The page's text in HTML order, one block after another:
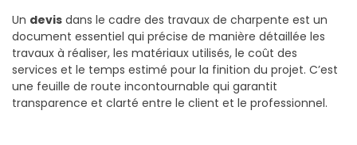
Un devis dans le cadre des travaux de charpente est un
document essentiel qui précise de manière détaillée les
travaux à réaliser, les matériaux utilisés, le coût des
services et le temps estimé pour la finition du projet. C’est
une feuille de route incontournable qui garantit
transparence et clarté entre le client et le professionnel.